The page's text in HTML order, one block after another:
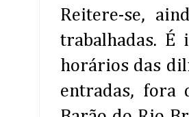
Reitere-se,
trabalhadas. É
horários das
entradas, fora